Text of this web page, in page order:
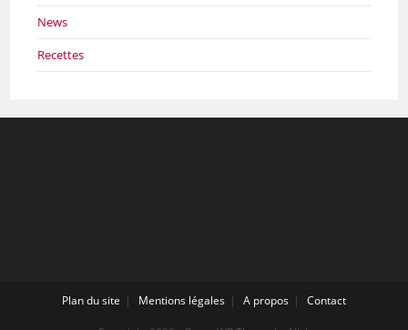
News
Recettes
Plan du site Mentions légales A propos Contact